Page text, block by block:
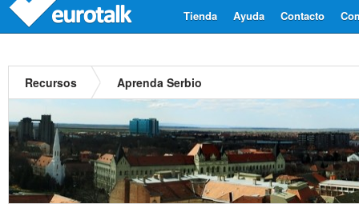
Contacto
Ayuda
Tienda
Recursos Aprenda Serbio